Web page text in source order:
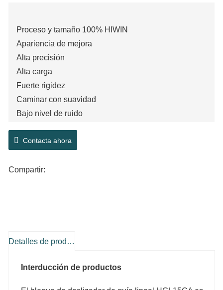
Proceso y tamaño 100% HIWIN
Apariencia de mejora
Alta precisión
Alta carga
Fuerte rigidez
Caminar con suavidad
Bajo nivel de ruido
Intercambiable
Contacta ahora
Compartir:
Detalles de producto
Interducción de productos